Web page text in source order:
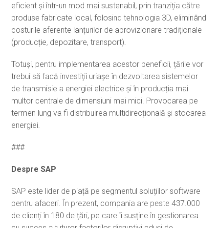
eficient și într-un mod mai sustenabil, prin tranziția către
produse fabricate local, folosind tehnologia 3D, eliminând
costurile aferente lanțurilor de aprovizionare tradiționale
(producție, depozitare, transport).
Totuși, pentru implementarea acestor beneficii, țările vor
trebui să facă investiții uriașe în dezvoltarea sistemelor
de transmisie a energiei electrice și în producția mai
multor centrale de dimensiuni mai mici. Provocarea pe
termen lung va fi distribuirea multidirecțională și stocarea
energiei.
###
Despre SAP
SAP este lider de piață pe segmentul soluțiilor software
pentru afaceri. În prezent, compania are peste 437.000
de clienți în 180 de țări, pe care îi susține în gestionarea